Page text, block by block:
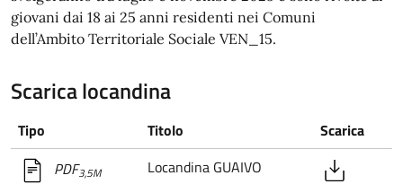
giovani dai 18 ai 25 anni residenti nei Comuni
dell’Ambito Territoriale Sociale VEN_15.
Scarica locandina
Tipo Titolo
Scarica
PDF3,5M Locandina GUAIVO